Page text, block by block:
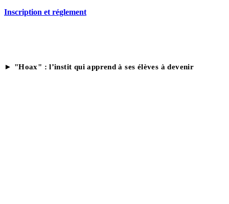
Inscription et réglement
► "Hoax" : l’instit qui apprend à ses élèves à devenir